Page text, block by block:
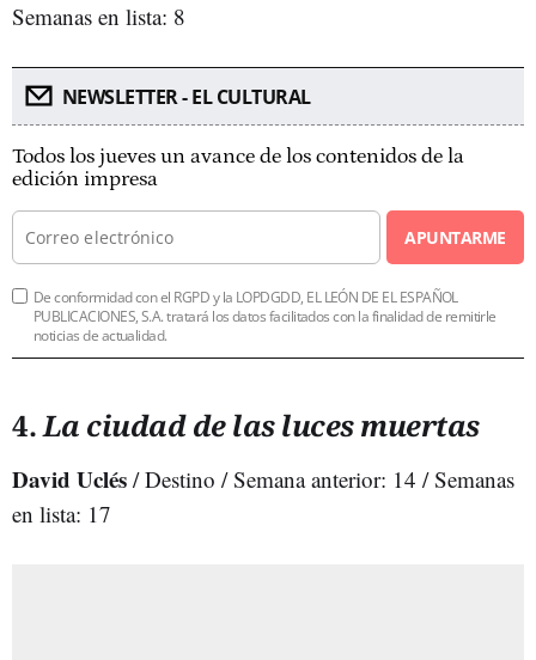
Semanas en lista: 8
NEWSLETTER - EL CULTURAL
Todos los jueves un avance de los contenidos de la
edición impresa
APUNTARME
De conformidad con el RGPD y la LOPDGDD, EL LEÓN DE EL ESPAÑOL
PUBLICACIONES, S.A. tratará los datos facilitados con la finalidad de remitirle
noticias de actualidad.
4.La ciudad de las luces muertas
David Uclés / Destino / Semana anterior: 14 / Semanas
en lista: 17